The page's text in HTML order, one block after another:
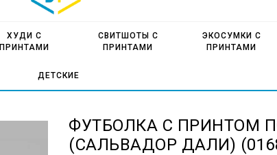
ХУДИ С
ПРИНТАМИ
СВИТШОТЫ С
ПРИНТАМИ
ЭКОСУМКИ С
ПРИНТАМИ
ДЕТСКИЕ
ФУТБОЛКА С ПРИНТОМ
(САЛЬВАДОР ДАЛИ)